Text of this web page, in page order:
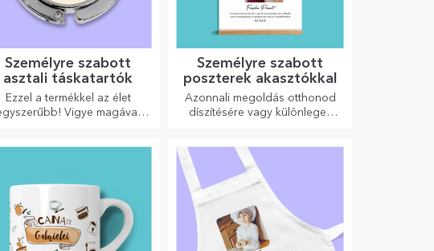
Személyre szabott
asztali táskatartók
Ezzel a termékkel az élet
Vigye magával
Személyre szabott
poszterek akasztókkal
Azonnali megoldás otthonod
díszítésére vagy különleges